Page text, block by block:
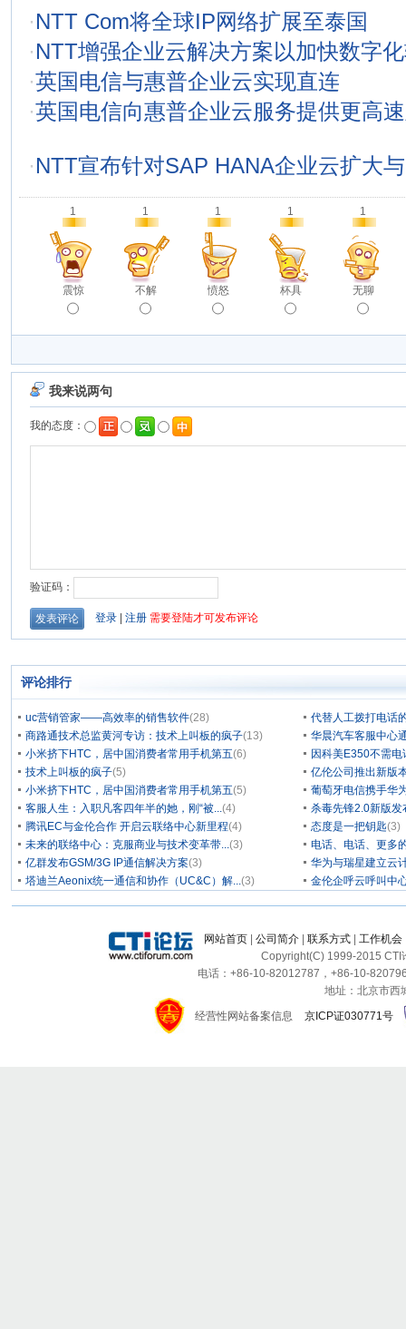
·NTT Com将全球IP网络扩展至泰国
·NTT增强企业云解决方案以加快数字
·英国电信与惠普企业云实现直连
·英国电信向惠普企业云服务提供更高
·NTT宣布针对SAP HANA企业云扩大
1
震惊
1
不解
1
愤怒
1
杯具
1
无聊
评论排行
uc营销管家——高效率的销售软件(28)
代替人工拨打电话
商路通技术总监黄河专访：技术上叫板的疯子(13)
华晨汽车客服中心
小米挤下HTC，居中国消费者常用手机第五(6)
因科美E350不需
技术上叫板的疯子(5)
亿伦公司推出新版
小米挤下HTC，居中国消费者常用手机第五(5)
葡萄牙电信携手华
客服人生：入职凡客四年半的她，刚“被...(4)
杀毒先锋2.0新版发
腾讯EC与金伦合作 开启云联络中心新里程(4) 态度是一把钥匙(3)
未来的联络中心：克服商业与技术变革带...(3)
电话、电话、更多
亿群发布GSM/3G IP通信解决方案(3)
华为与瑞星建立云
塔迪兰Aeonix统一通信和协作（UC&C）解...(3) 金伦企呼云呼叫中
网站首页 公司简介 联系方式 工作机会
Copyright(C) 1999-2015 CTI
电话：+86-10-82012787，+86-10-
地址：北京市西
经营性网站备案信息
京ICP证030771号